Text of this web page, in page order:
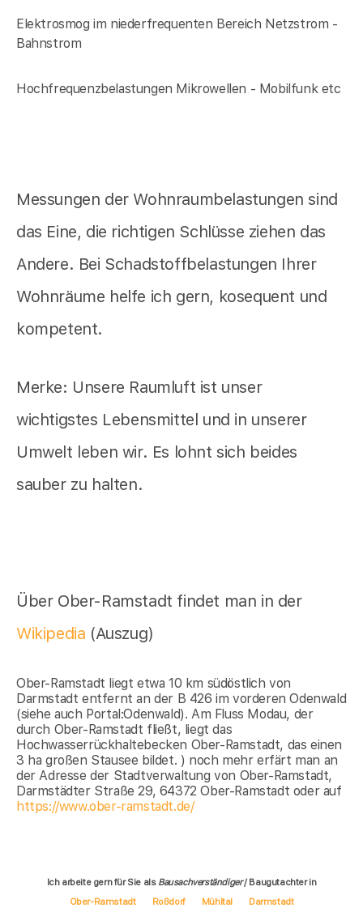
Elektrosmog im niederfrequenten Bereich Netzstrom -
Bahnstrom
Hochfrequenzbelastungen Mikrowellen - Mobilfunk etc
Messungen der Wohnraumbelastungen sind
das Eine, die richtigen Schlüsse ziehen das
Andere. Bei Schadstoffbelastungen Ihrer
Wohnräume helfe ich gern, kosequent und
kompetent.
Merke: Unsere Raumluft ist unser
wichtigstes Lebensmittel und in unserer
Umwelt leben wir. Es lohnt sich beides
sauber zu halten.
Über Ober-Ramstadt findet man in der
Wikipedia (Auszug)
Ober-Ramstadt liegt etwa 10 km südöstlich von
Darmstadt entfernt an der B 426 im vorderen Odenwald
(siehe auch Portal:Odenwald). Am Fluss Modau, der
durch Ober-Ramstadt fließt, liegt das
Hochwasserrückhaltebecken Ober-Ramstadt, das einen
3 ha großen Stausee bildet. ) noch mehr erfärt man an
der Adresse der Stadtverwaltung von Ober-Ramstadt,
Darmstädter Straße 29, 64372 Ober-Ramstadt oder auf
https://www.ober-ramstadt.de/
Ich arbeite gern für Sie als Bausachverständiger/ Baugutachter in
Ober-Ramstadt
Roßdorf Mühltal Darmstadt